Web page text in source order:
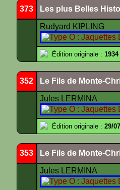
373 Les plus Belles
Rudyard KIPLING
Édition originale : 1934
352 Le Fils de Monte-
Jules LERMINA
Édition originale : 29/
353 Le Fils de Monte-
Jules LERMINA